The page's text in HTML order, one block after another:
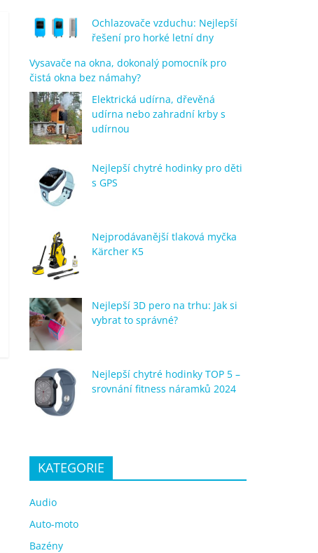
Ochlazovače vzduchu: Nejlepší
řešení pro horké letní dny
Vysavače na okna, dokonalý pomocník pro
čistá okna bez námahy?
Elektrická udírna, dřevěná
udírna nebo zahradní krby s
udírnou
Nejlepší chytré hodinky pro děti
s GPS
Nejprodávanější tlaková myčka
Kärcher K5
Nejlepší 3D pero na trhu: Jak si
vybrat to správné?
Nejlepší chytré hodinky TOP 5 –
srovnání fitness náramků 2024
KATEGORIE
Audio
Auto-moto
Bazény